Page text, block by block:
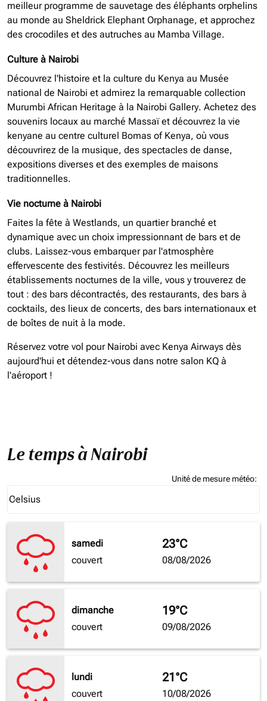
meilleur programme de sauvetage des éléphants orphelins
au monde au Sheldrick Elephant Orphanage, et approchez
des crocodiles et des autruches au Mamba Village.
Culture à Nairobi
Découvrez l'histoire et la culture du Kenya au Musée
national de Nairobi et admirez la remarquable collection
Murumbi African Heritage à la Nairobi Gallery. Achetez des
souvenirs locaux au marché Massaï et découvrez la vie
kenyane au centre culturel Bomas of Kenya, où vous
découvrirez de la musique, des spectacles de danse,
expositions diverses et des exemples de maisons
traditionnelles.
Vie nocturne à Nairobi
Faites la fête à Westlands, un quartier branché et
dynamique avec un choix impressionnant de bars et de
clubs. Laissez-vous embarquer par l'atmosphère
effervescente des festivités. Découvrez les meilleurs
établissements nocturnes de la ville, vous y trouverez de
tout : des bars décontractés, des restaurants, des bars à
cocktails, des lieux de concerts, des bars internationaux et
de boîtes de nuit à la mode.
Réservez votre vol pour Nairobi avec Kenya Airways dès
aujourd'hui et détendez-vous dans notre salon KQ à
l'aéroport !
Le temps à Nairobi
Unité de mesure météo:
Celsius
keyboard_arrow_down
samedi
couvert
23°C
08/08/2026
dimanche
couvert
19°C
09/08/2026
lundi
couvert
21°C
10/08/2026